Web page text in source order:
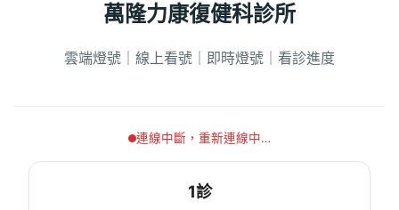
萬隆力康復健科診所
雲端燈號｜線上看號｜即時燈號｜看診進度
連線中斷，重新連線中…
1診